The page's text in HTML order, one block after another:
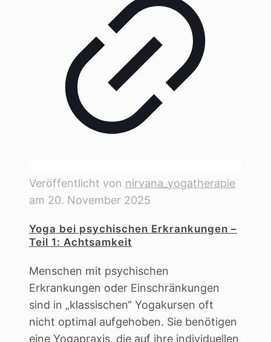
Veröffentlicht von nirvana_yogatherapie
am 20. November 2025
Yoga bei psychischen Erkrankungen –
Teil 1: Achtsamkeit
Menschen mit psychischen
Erkrankungen oder Einschränkungen
sind in „klassischen“ Yogakursen oft
nicht optimal aufgehoben. Sie benötigen
eine Yogapraxis, die auf ihre individuellen